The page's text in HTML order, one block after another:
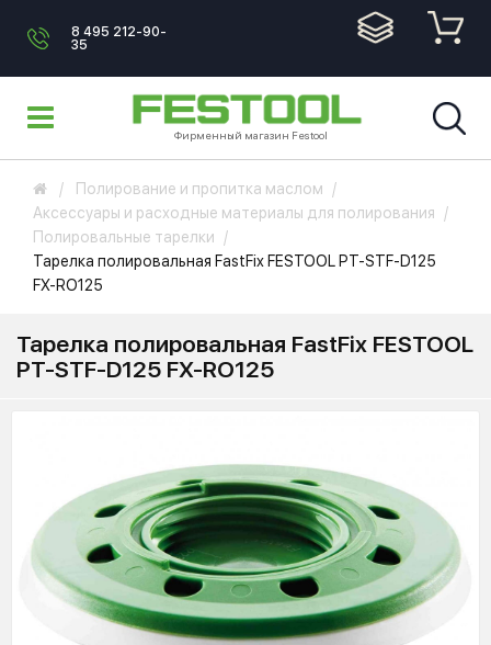
8 495 212-90-
35
Фирменный магазин Festool
Полирование и пропитка маслом
Аксессуары и расходные материалы для полирования
Полировальные тарелки
Тарелка полировальная FastFix FESTOOL PT-STF-D125
FX-RO125
Тарелка полировальная FastFix FESTOOL
PT-STF-D125 FX-RO125